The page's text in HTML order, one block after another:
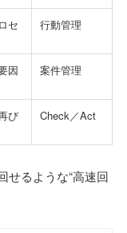
セ
行動管理
因
案件管理
び
Check／Act
せるような“高速回